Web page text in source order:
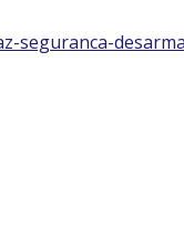
seguranca-